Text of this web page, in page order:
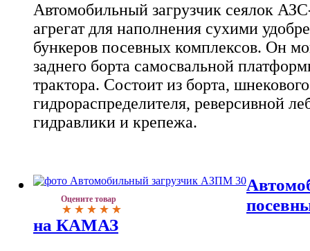
Автомобильный загрузчик сеялок
агрегат для наполнения сухими
бункеров посевных комплексов. Он
заднего борта самосвальной
трактора. Состоит из борта,
гидрораспределителя, реверсивной
гидравлики и крепежа.
Оцените товар
на КАМАЗ